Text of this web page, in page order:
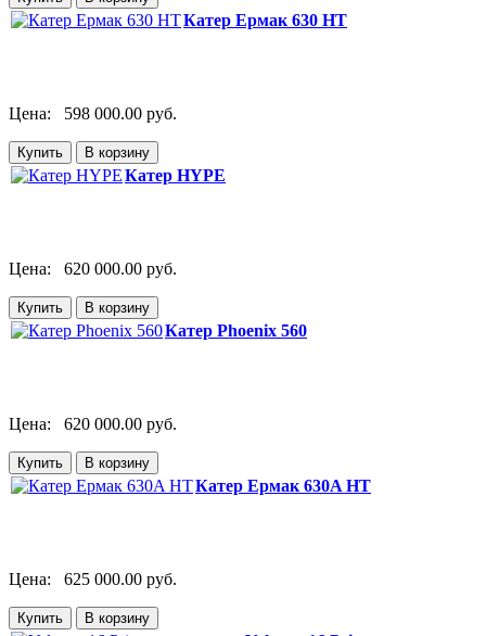
Катер Ермак 630 HT
Цена: 598 000.00 руб.
Катер HYPE
Цена: 620 000.00 руб.
Катер Phoenix 560
Цена: 620 000.00 руб.
Катер Ермак 630A НТ
Цена: 625 000.00 руб.